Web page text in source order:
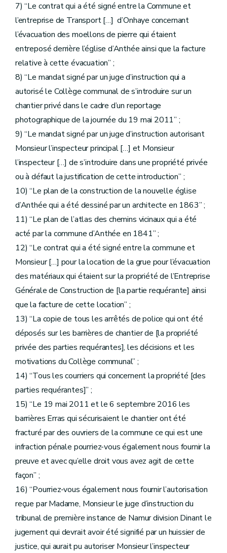
7) “Le contrat qui a été signé entre la Commune et
l’entreprise de Transport […] d’Onhaye concernant
l’évacuation des moellons de pierre qui étaient
entreposé derrière l’église d’Anthée ainsi que la facture
relative à cette évacuation” ;
8) “Le mandat signé par un juge d’instruction qui a
autorisé le Collège communal de s’introduire sur un
chantier privé dans le cadre d’un reportage
photographique de la journée du 19 mai 2011” ;
9) “Le mandat signé par un juge d’instruction autorisant
Monsieur l’inspecteur principal […] et Monsieur
l’inspecteur […] de s’introduire dans une propriété privée
ou à défaut la justification de cette introduction” ;
10) “Le plan de la construction de la nouvelle église
d’Anthée qui a été dessiné par un architecte en 1863” ;
11) “Le plan de l’atlas des chemins vicinaux qui a été
acté par la commune d’Anthée en 1841” ;
12) “Le contrat qui a été signé entre la commune et
Monsieur […] pour la location de la grue pour l’évacuation
des matériaux qui étaient sur la propriété de l’Entreprise
Générale de Construction de [la partie requérante] ainsi
que la facture de cette location” ;
13) “La copie de tous les arrêtés de police qui ont été
déposés sur les barrières de chantier de [la propriété
privée des parties requérantes], les décisions et les
motivations du Collège communal” ;
14) “Tous les courriers qui concernent la propriété [des
parties requérantes]” ;
15) “Le 19 mai 2011 et le 6 septembre 2016 les
barrières Erras qui sécurisaient le chantier ont été
fracturé par des ouvriers de la commune ce qui est une
infraction pénale pourriez-vous également nous fournir la
preuve et avec qu’elle droit vous avez agit de cette
façon” ;
16) “Pourriez-vous également nous fournir l’autorisation
reçue par Madame, Monsieur le juge d’instruction du
tribunal de première instance de Namur division Dinant le
jugement qui devrait avoir été signifié par un huissier de
justice, qui aurait pu autoriser Monsieur l’inspecteur